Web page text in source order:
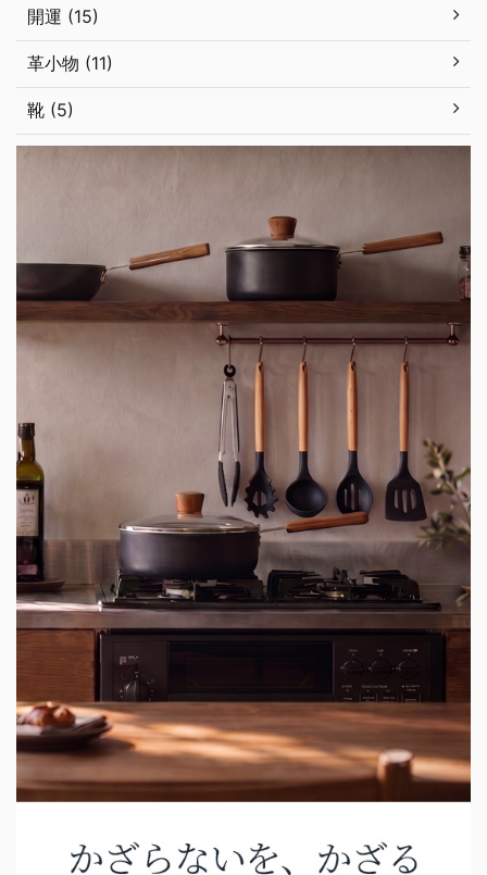
開運 (15)
革小物 (11)
靴 (5)